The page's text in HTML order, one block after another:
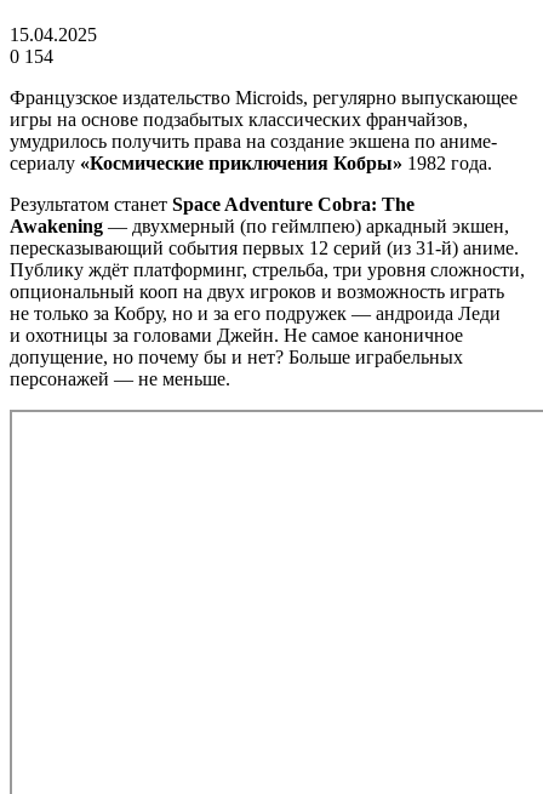
15.04.2025
0 154
Французское издательство Microids, регулярно выпускающее
игры на основе подзабытых классических франчайзов,
умудрилось получить права на создание экшена по аниме-
сериалу «Космические приключения Кобры» 1982 года.
Результатом станет Space Adventure Cobra: The
Awakening — двухмерный (по геймлпею) аркадный экшен,
пересказывающий события первых 12 серий (из 31-й) аниме.
Публику ждёт платформинг, стрельба, три уровня сложности,
опциональный кооп на двух игроков и возможность играть
не только за Кобру, но и за его подружек — андроида Леди
и охотницы за головами Джейн. Не самое каноничное
допущение, но почему бы и нет? Больше играбельных
персонажей — не меньше.